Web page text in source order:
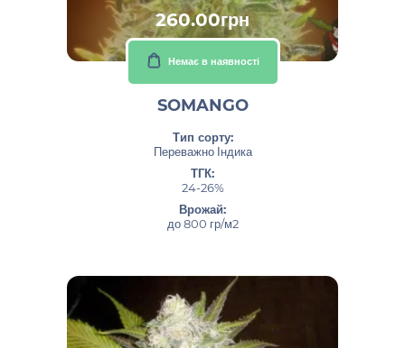
260.00грн
Немає в наявності
SOMANGO
Тип сорту:
Переважно Індика
ТГК:
24-26%
Врожай:
до 800 гр/м2